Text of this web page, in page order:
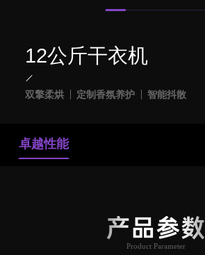
12公斤干衣机
双擎柔烘 定制香氛养护 智能抖散
卓越性能
产品参数
Product Parameter